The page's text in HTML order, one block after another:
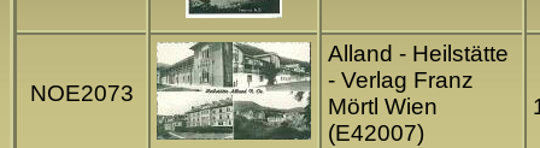
NOE2073
Alland - Heilstätte
- Verlag Franz
Mörtl Wien
(E42007)